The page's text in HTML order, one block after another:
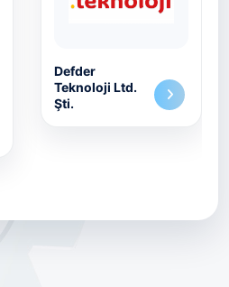
Defder
Teknoloji Ltd.
Şti.